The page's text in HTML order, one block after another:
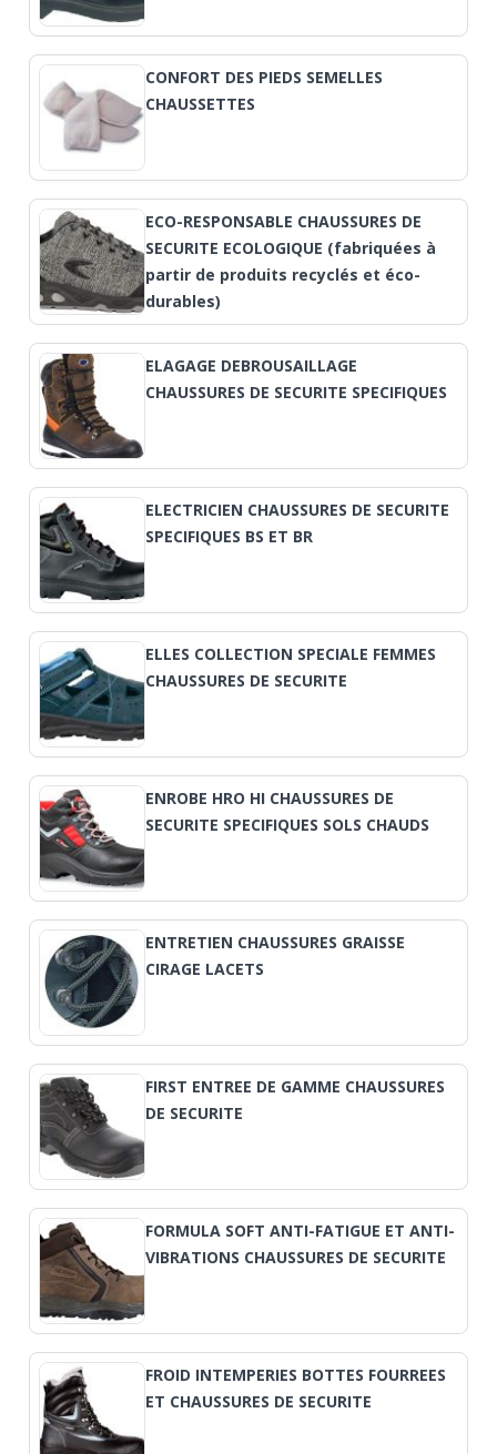
CONFORT DES PIEDS SEMELLES
CHAUSSETTES
ECO-RESPONSABLE CHAUSSURES DE
SECURITE ECOLOGIQUE (fabriquées à
partir de produits recyclés et éco-
durables)
ELAGAGE DEBROUSAILLAGE
CHAUSSURES DE SECURITE SPECIFIQUES
ELECTRICIEN CHAUSSURES DE SECURITE
SPECIFIQUES BS ET BR
ELLES COLLECTION SPECIALE FEMMES
CHAUSSURES DE SECURITE
ENROBE HRO HI CHAUSSURES DE
SECURITE SPECIFIQUES SOLS CHAUDS
ENTRETIEN CHAUSSURES GRAISSE
CIRAGE LACETS
FIRST ENTREE DE GAMME CHAUSSURES
DE SECURITE
FORMULA SOFT ANTI-FATIGUE ET ANTI-
VIBRATIONS CHAUSSURES DE SECURITE
FROID INTEMPERIES BOTTES FOURREES
ET CHAUSSURES DE SECURITE